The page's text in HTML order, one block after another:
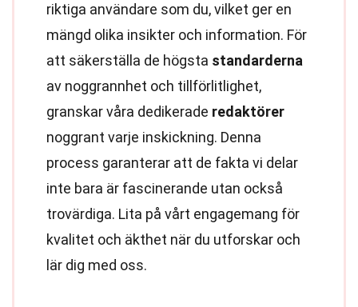
riktiga användare som du, vilket ger en
mängd olika insikter och information. För
att säkerställa de högsta standarderna
av noggrannhet och tillförlitlighet,
granskar våra dedikerade redaktörer
noggrant varje inskickning. Denna
process garanterar att de fakta vi delar
inte bara är fascinerande utan också
trovärdiga. Lita på vårt engagemang för
kvalitet och äkthet när du utforskar och
lär dig med oss.